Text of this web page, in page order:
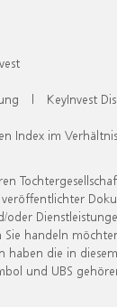
| KeyInvest
Index im
handeln
die in
und UBS